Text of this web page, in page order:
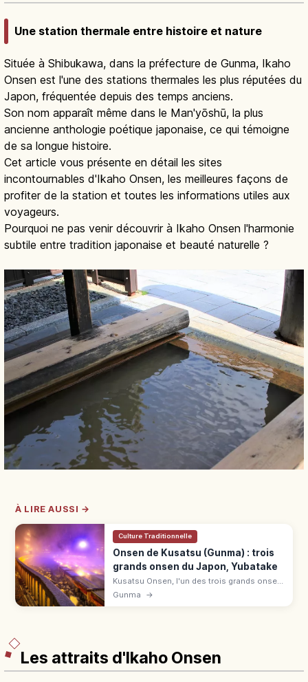
Une station thermale entre histoire et nature
Située à Shibukawa, dans la préfecture de Gunma, Ikaho
Onsen est l'une des stations thermales les plus réputées du
Japon, fréquentée depuis des temps anciens.
Son nom apparaît même dans le Man'yōshū, la plus
ancienne anthologie poétique japonaise, ce qui témoigne
de sa longue histoire.
Cet article vous présente en détail les sites
incontournables d'Ikaho Onsen, les meilleures façons de
profiter de la station et toutes les informations utiles aux
voyageurs.
Pourquoi ne pas venir découvrir à Ikaho Onsen l'harmonie
subtile entre tradition japonaise et beauté naturelle ?
À LIRE AUSSI →
Culture Traditionnelle
Onsen de Kusatsu (Gunma) : trois
grands onsen du Japon, Yubatake
Kusatsu Onsen, l'un des trois grands onsen
du Japon : 32 300 L/min, source pH 2,1 et
Gunma →
Les attraits d'Ikaho Onsen